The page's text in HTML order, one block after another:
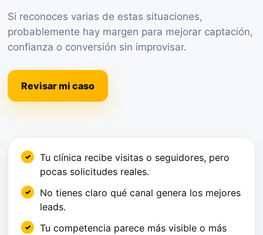
Si reconoces varias de estas situaciones,
probablemente hay margen para mejorar captación,
confianza o conversión sin improvisar.
Revisar mi caso
Tu clínica recibe visitas o seguidores, pero
pocas solicitudes reales.
No tienes claro qué canal genera los mejores
leads.
Tu competencia parece más visible o más